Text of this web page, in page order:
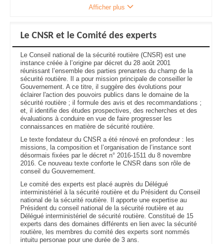
Afficher plus
Le CNSR et le Comité des experts
Le Conseil national de la sécurité routière (CNSR) est une
instance créée à l’origine par décret du 28 août 2001
réunissant l’ensemble des parties prenantes du champ de la
sécurité routière. Il a pour mission principale de conseiller le
Gouvernement. A ce titre, il suggère des évolutions pour
éclairer l'action des pouvoirs publics dans le domaine de la
sécurité routière ; il formule des avis et des recommandations ;
et, il identifie des études prospectives, des recherches et des
évaluations à conduire en vue de faire progresser les
connaissances en matière de sécurité routière.
Le texte fondateur du CNSR a été rénové en profondeur : les
missions, la composition et l’organisation de l’instance sont
désormais fixées par le décret n° 2016-1511 du 8 novembre
2016. Ce nouveau texte conforte le CNSR dans son rôle de
conseil du Gouvernement.
Le comité des experts est placé auprès du Délégué
interministériel à la sécurité routière et du Président du Conseil
national de la sécurité routière. Il apporte une expertise au
Président du conseil national de la sécurité routière et au
Délégué interministériel de sécurité routière. Constitué de 15
experts dans des domaines différents en lien avec la sécurité
routière, les membres du comité des experts sont nommés
intuitu personae pour une durée de 3 ans.